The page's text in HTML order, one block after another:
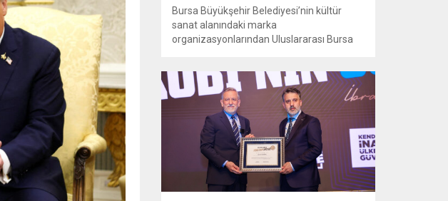
Bursa Büyükşehir Belediyesi’nin kültür
sanat alanındaki marka
organizasyonlarından Uluslararası Bursa
Büyükşehir Belediyesi adına Bursa Kültür
Sanat ve Turizm Vakfı (BKSTV) tarafından
bu yıl 64’üncüsü düzenlenen Uluslararası
Bursa Festivali, sevilen sanatçı Aslı Hünel’i
müzikseverlerle buluşturdu. Uludağ İçecek
ana sponsorluğunda düzenlenen...